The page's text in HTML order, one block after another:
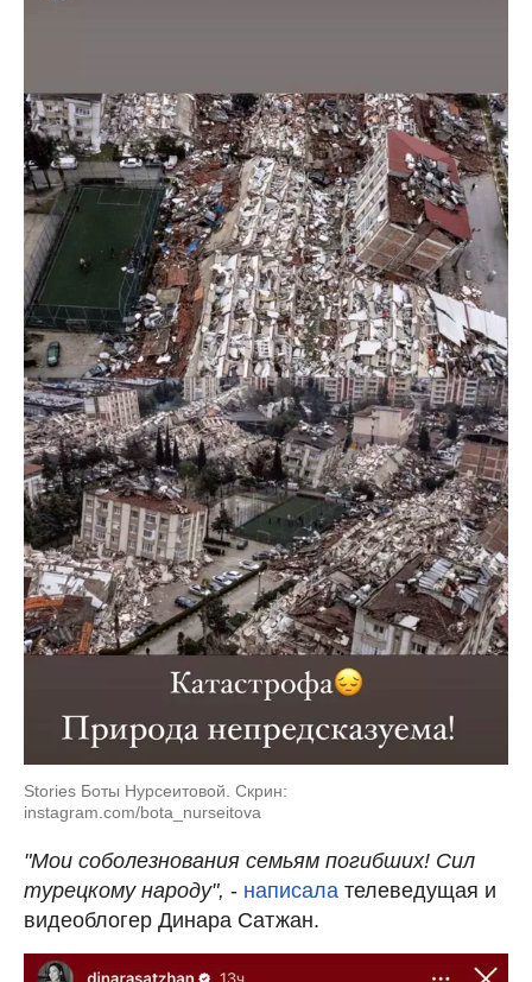
Stories Боты Нурсеитовой. Скрин:
instagram.com/bota_nurseitova
"Мои соболезнования семьям погибших! Сил
турецкому народу", - написала телеведущая и
видеоблогер Динара Сатжан.